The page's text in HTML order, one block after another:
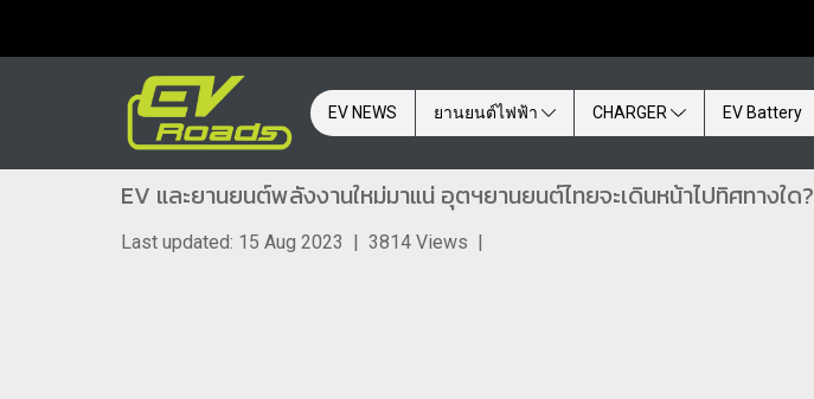
EV NEWS ยานยนต์ไฟฟ้า CHARGER EV Battery
EV และยานยนต์พลังงานใหม่มาแน่ อุตฯยานยนต์ไทยจะเดินหน้าไปทิศทางใด?
Last updated: 15 Aug 2023 | 3814 Views |